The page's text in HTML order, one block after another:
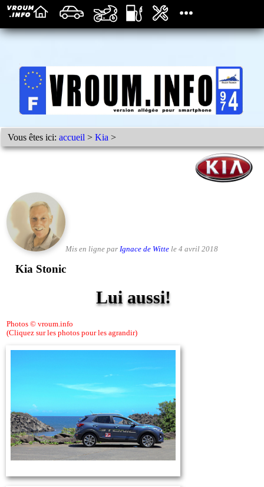
Vous êtes ici:accueil >Kia >
Mis en ligne par Ignace de Witte le 4 avril 2018
Kia Stonic
Lui aussi!
Photos © vroum.info
(Cliquez sur les photos pour les agrandir)